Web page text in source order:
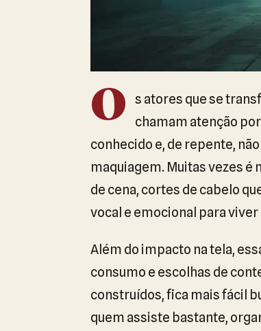
O
s atores que se
chamam atenção
conhecido e, de repente,
maquiagem. Muitas vezes
de cena, cortes de cabelo
vocal e emocional para
Além do impacto na tela,
consumo e escolhas de
construídos, fica mais fácil
quem assiste bastante,